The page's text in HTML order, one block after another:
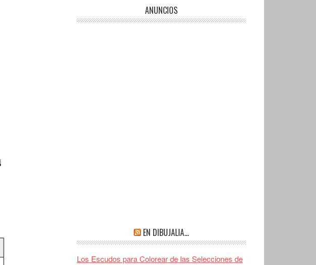
ANUNCIOS
EN DIBUJALIA…
Los Escudos para Colorear de las Selecciones de